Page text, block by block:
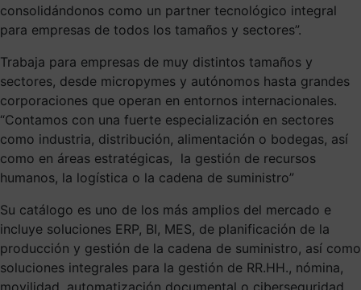
consolidándonos como un partner tecnológico integral
para empresas de todos los tamaños y sectores”.
Trabaja para empresas de muy distintos tamaños y
sectores, desde micropymes y autónomos hasta grandes
corporaciones que operan en entornos internacionales.
“Contamos con una fuerte especialización en sectores
como industria, distribución, alimentación o bodegas, así
como en áreas estratégicas, la gestión de recursos
humanos, la logística o la cadena de suministro”
Su catálogo es uno de los más amplios del mercado e
incluye soluciones ERP, BI, MES, de planificación de la
producción y gestión de la cadena de suministro, así como
soluciones integrales para la gestión de RR.HH., nómina,
movilidad, automatización documental o ciberseguridad.